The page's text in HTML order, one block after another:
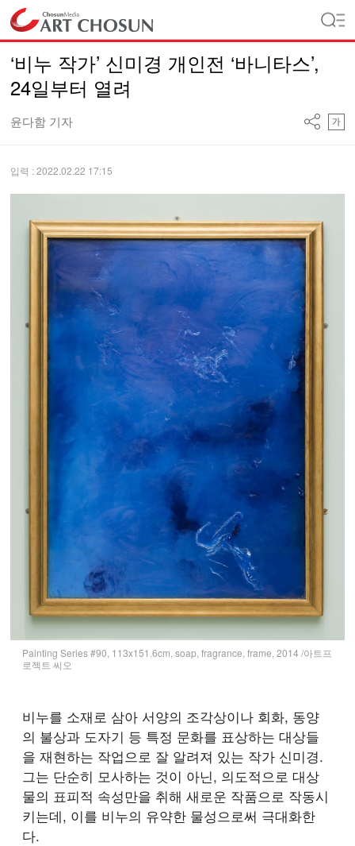
‘비누 작가’ 신미경 개인전 ‘바니타스’,
24일부터 열려
윤다함 기자
입력 : 2022.02.22 17:15
Painting Series #90, 113x151.6cm, soap, fragrance, frame, 2014 /아트프
로젝트 씨오
비누를 소재로 삼아 서양의 조각상이나 회화, 동양
의 불상과 도자기 등 특정 문화를 표상하는 대상들
을 재현하는 작업으로 잘 알려져 있는 작가 신미경.
그는 단순히 모사하는 것이 아닌, 의도적으로 대상
물의 표피적 속성만을 취해 새로운 작품으로 작동시
키는데, 이를 비누의 유약한 물성으로써 극대화한
다.